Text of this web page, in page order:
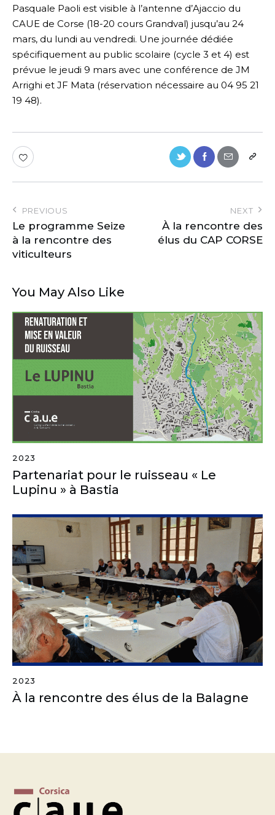
Pasquale Paoli est visible à l’antenne d’Ajaccio du
CAUE de Corse (18-20 cours Grandval) jusqu’au 24
mars, du lundi au vendredi. Une journée dédiée
spécifiquement au public scolaire (cycle 3 et 4) est
prévue le jeudi 9 mars avec une conférence de JM
Arrighi et JF Mata (réservation nécessaire au 04 95 21
19 48).
PREVIOUS
Le programme Seize
à la rencontre des
viticulteurs
NEXT
À la rencontre des
élus du CAP CORSE
You May Also Like
2023
Partenariat pour le ruisseau « Le
Lupinu » à Bastia
2023
À la rencontre des élus de la Balagne